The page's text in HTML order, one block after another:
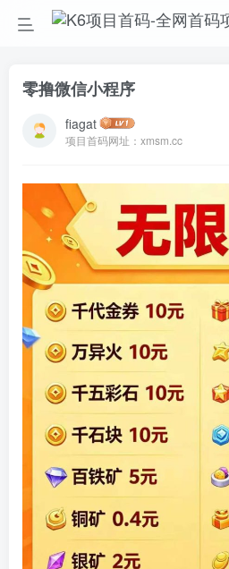
零撸微信小程序
fiagat
项目首码网址：xmsm.cc